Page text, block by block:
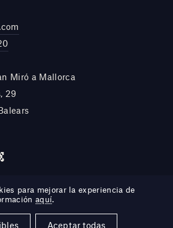
Miró a Mallorca
29
para mejorar la experiencia de
aquí.
Aceptar todas